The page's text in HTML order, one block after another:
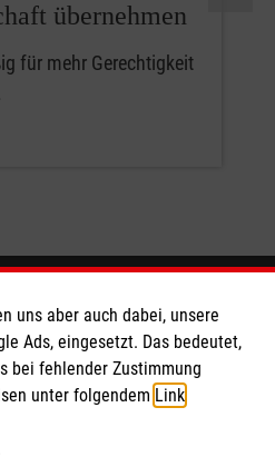
übernehmen
für mehr Gerechtigkeit
uns
Straße 28
uns aber auch dabei, unsere
Ads, eingesetzt. Das bedeutet,
bei fehlender Zustimmung
unter folgendem Link